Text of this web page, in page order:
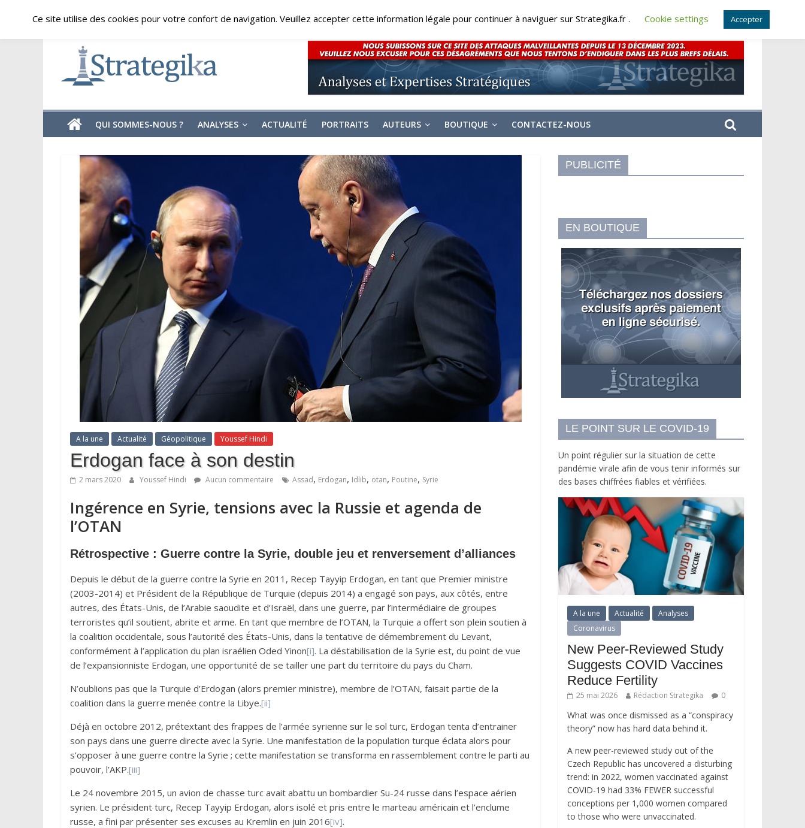
content
jeudi, août 6, 2026
Strategika
Expertise
Analyses
géostratégiques
QUI SOMMES-NOUS ? ANALYSES ACTUALITÉ PORTRAITS AUTEURS BOUTIQUE CONTACTEZ-NOUS
A la une Actualité Géopolitique Youssef Hindi
Erdogan face à son destin
2 mars 2020 Youssef Hindi Aucun commentaire Assad, Erdogan, Idlib, otan, Poutine, Syrie
Ingérence en Syrie, tensions avec la Russie et agenda de
l’OTAN
Rétrospective : Guerre contre la Syrie, double jeu et renversement d’alliances
Depuis le début de la guerre contre la Syrie en 2011, Recep Tayyip Erdogan, en tant que Premier ministre
(2003-2014) et Président de la République de Turquie (depuis 2014) a engagé son pays, aux côtés, entre
autres, des États-Unis, de l’Arabie saoudite et d’Israël, dans une guerre, par l’intermédiaire de groupes
terroristes qu’il soutient, abrite et arme. En tant que membre de l’OTAN, la Turquie a offert son plein soutien à
la coalition occidentale, sous l’autorité des États-Unis, dans la tentative de démembrement du Levant,
conformément à l’application du plan israélien Oded Yinon[i]. La déstabilisation de la Syrie est, du point de vue
de l’expansionniste Erdogan, une opportunité de se tailler une part du territoire du pays du Cham.
N’oublions pas que la Turquie d’Erdogan (alors premier ministre), membre de l’OTAN, faisait partie de la
coalition dans la guerre menée contre la Libye.[ii]
Déjà en octobre 2012, prétextant des frappes de l’armée syrienne sur le sol turc, Erdogan tenta d’entrainer
son pays dans une guerre directe avec la Syrie. Une manifestation de la population turque éclata alors pour
s’opposer à une guerre contre la Syrie ; cette manifestation se transforma en rassemblement contre le parti au
pouvoir, l’AKP.[iii]
Le 24 novembre 2015, un avion de chasse turc avait abattu un bombardier Su-24 russe dans l’espace aérien
syrien. Le président turc, Recep Tayyip Erdogan, alors isolé et pris entre le marteau américain et l’enclume
russe, a fini par présenter ses excuses au Kremlin en juin 2016[iv].
PUBLICITÉ
EN BOUTIQUE
LE POINT SUR LE COVID-19
Un point régulier sur la situation de cette
pandémie virale afin de vous tenir informés sur
des bases chiffrées fiables et vérifiées.
A la une Actualité
Analyses
Coronavirus
New Peer-Reviewed Study
Suggests COVID Vaccines
Reduce Fertility
25 mai 2026 Rédaction Strategika 0
What was once dismissed as a “conspiracy
theory” now has hard data behind it.
A new peer-reviewed study out of the
Czech Republic has uncovered a disturbing
trend: in 2022, women vaccinated against
COVID-19 had 33% FEWER successful
conceptions per 1,000 women compared
to those who were unvaccinated.
Ce site utilise des cookies pour votre confort de navigation. Veuillez accepter cette information légale pour continuer à naviguer sur Strategika.fr . Cookie settings Accepter